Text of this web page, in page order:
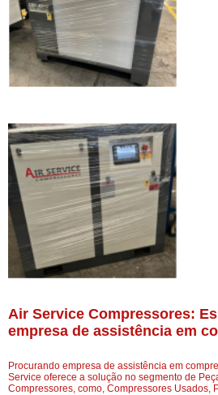
Air Service Compressores:
empresa de assistência em
Procurando empresa de assistência em
Service oferece a solução no segmento de
Compressores, como, Compressores Usados,